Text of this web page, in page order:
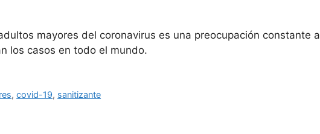
mayores del coronavirus es una preocupación constante a
los casos en todo el mundo.
,covid-19, sanitizante